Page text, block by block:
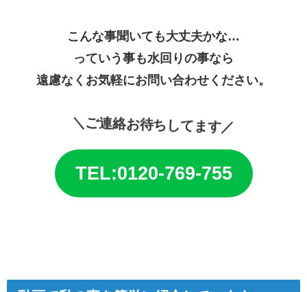
こんな事聞いても大丈夫かな…
っていう事も水回りの事なら
遠慮なくお気軽にお問い合わせください。
＼ご連絡お待ちしてます／
TEL:0120-769-755